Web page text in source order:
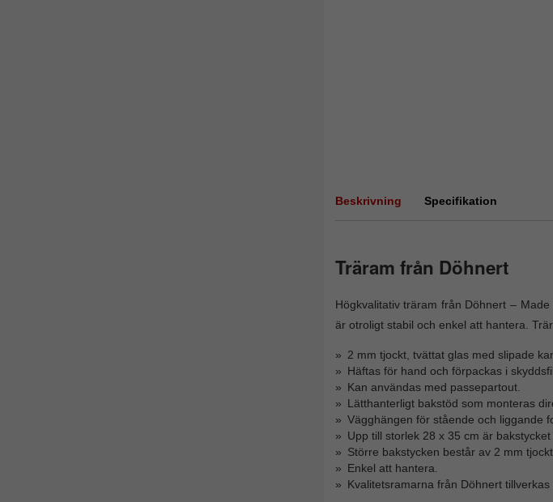
Beskrivning Specifikation
Träram från Döhnert
Högkvalitativ träram från Döhnert –
är otroligt stabil och enkel att hantera.
2 mm tjockt, tvättat glas med slipade
Häftas för hand och förpackas i
Kan användas med passepartout.
Lätthanterligt bakstöd som monteras
Vägghängen för stående och liggande
Upp till storlek 28 x 35 cm är
Större bakstycken består av 2 mm
Enkel att hantera.
Kvalitetsramarna från Döhnert